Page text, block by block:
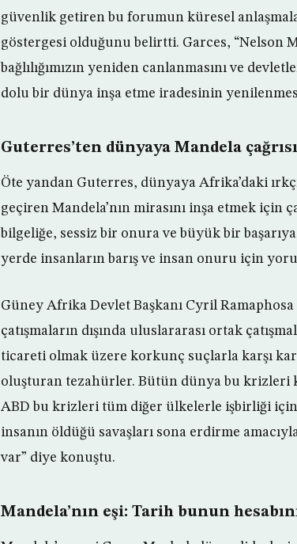
güvenlik getiren bu forumun küresel
göstergesi olduğunu belirtti. Garces, “Nelson
bağlılığımızın yeniden canlanmasını ve
dolu bir dünya inşa etme iradesinin
Guterres’ten dünyaya Mandela çağrısı
Öte yandan Guterres, dünyaya Afrika’daki
geçiren Mandela’nın mirasını inşa etmek
bilgeliğe, sessiz bir onura ve büyük bir
yerde insanların barış ve insan onuru için
Güney Afrika Devlet Başkanı Cyril
çatışmaların dışında uluslararası ortak
ticareti olmak üzere korkunç suçlarla karşı
oluşturan tezahürler. Bütün dünya bu krizleri
ABD bu krizleri tüm diğer ülkelerle işbirliği
insanın öldüğü savaşları sona erdirme
var” diye konuştu.
Mandela’nın eşi: Tarih bunun